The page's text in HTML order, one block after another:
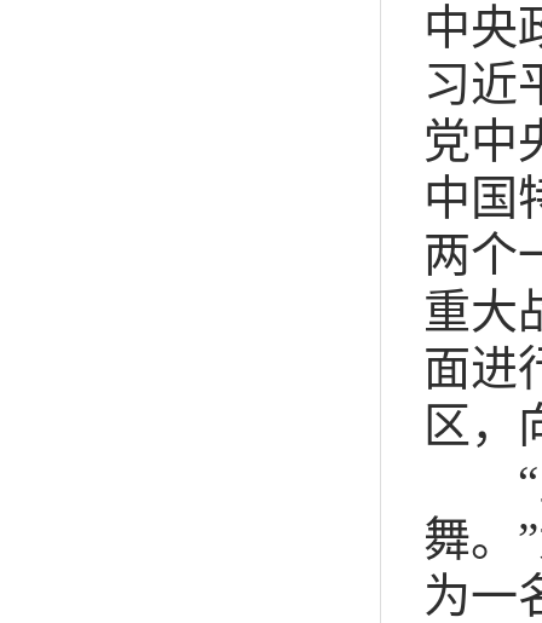
中央
习近
党中
中国
两个
重大
面进
区，
“宣
舞。
为一